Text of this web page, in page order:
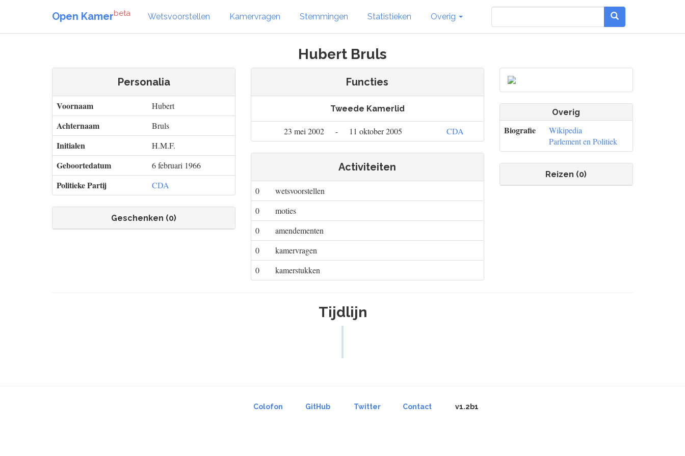
Open Kamerbeta Wetsvoorstellen Kamervragen Stemmingen Statistieken Overig
Hubert Bruls
Personalia
Voornaam Hubert
Achternaam Bruls
Initialen H.M.F.
Geboortedatum 6 februari 1966
Politieke Partij CDA
Geschenken (0)
Functies
Tweede Kamerlid
23 mei 2002 - 11 oktober 2005 CDA
Activiteiten
0
wetsvoorstellen
0
moties
0
amendementen
0
kamervragen
0
kamerstukken
Overig
Biografie
Wikipedia
Parlement en Politiek
Reizen (0)
Tijdlijn
Colofon GitHub Twitter Contact v1.2b1